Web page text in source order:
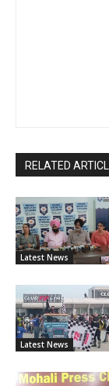
RELATED
Latest News
Latest News